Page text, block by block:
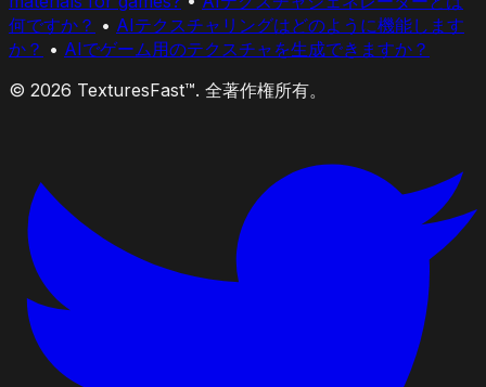
何ですか？ • AIテクスチャリングはどのように機能します
か？ • AIでゲーム用のテクスチャを生成できますか？
© 2026 TexturesFast™. 全著作権所有。